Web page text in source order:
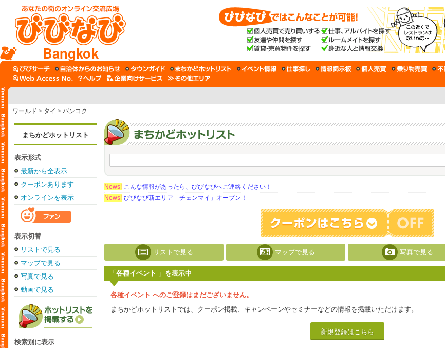
Bangkok
ワールド > タイ > バンコク
まちかどホットリスト
表示形式
最新から全表示
クーポンあります
オンラインを表示
表示切替
リストで見る
マップで見る
写真で見る
動画で見る
検索別に表示
News! こんな情報があったら、びびなびへご連絡ください！
News! びびなび新エリア「チェンマイ」オープン！
リストで見る マップで見る 写真で見る
「各種イベント 」を表示中
各種イベント へのご登録はまだございません。
まちかどホットリストでは、クーポン掲載、キャンペーンやセミナーなどの情報を掲載いただけます。
新規登録はこちら